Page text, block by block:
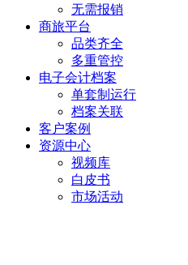
无需报销
商旅平台
品类齐全
多重管控
电子会计档案
单套制运行
档案关联
客户案例
资源中心
视频库
白皮书
市场活动